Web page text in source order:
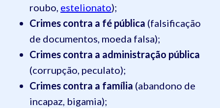
roubo, estelionato);
Crimes contra a fé pública (falsificação
de documentos, moeda falsa);
Crimes contra a administração pública
(corrupção, peculato);
Crimes contra a família (abandono de
incapaz, bigamia);